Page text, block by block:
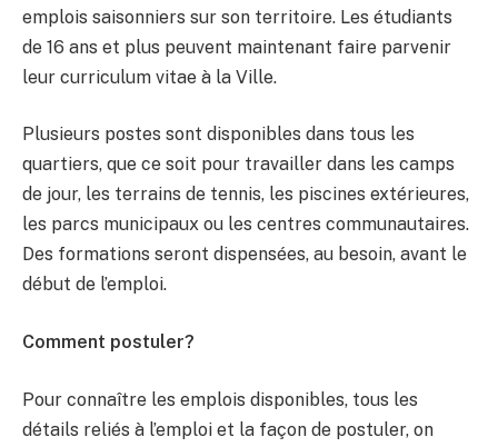
emplois saisonniers sur son territoire. Les étudiants
de 16 ans et plus peuvent maintenant faire parvenir
leur curriculum vitae à la Ville.
Plusieurs postes sont disponibles dans tous les
quartiers, que ce soit pour travailler dans les camps
de jour, les terrains de tennis, les piscines extérieures,
les parcs municipaux ou les centres communautaires.
Des formations seront dispensées, au besoin, avant le
début de l’emploi.
Comment postuler?
Pour connaître les emplois disponibles, tous les
détails reliés à l’emploi et la façon de postuler, on